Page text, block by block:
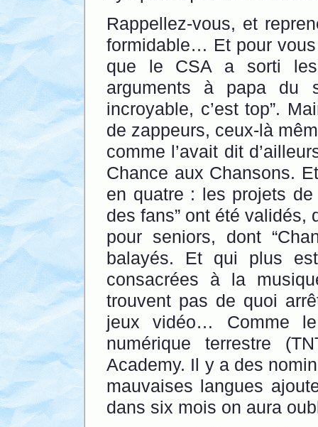
Rappellez-vous, et
formidable… Et pour
que le CSA a sorti
arguments à papa du
incroyable, c’est top”.
de zappeurs, ceux-là
comme l’avait dit
Chance aux Chansons.
en quatre : les projets de
des fans” ont été validés,
pour seniors, dont
balayés. Et qui plus
consacrées à la
trouvent pas de quoi
jeux vidéo… Comme
numérique terrestre
Academy. Il y a des
mauvaises langues
dans six mois on aura